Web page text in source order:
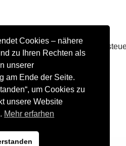
des Sportlers zu
Cookies – nähere
zu Ihren Rechten als
unserer
am Ende der Seite.
um Cookies zu
unsere Website
Mehr erfarhen